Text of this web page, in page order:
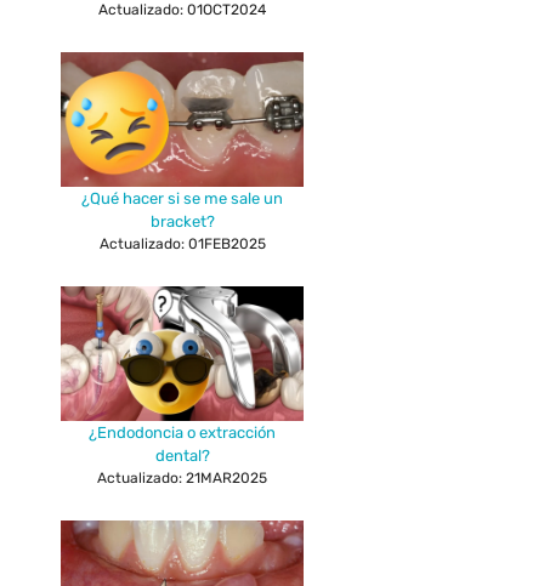
Actualizado: 01OCT2024
¿Qué hacer si se me sale un
bracket?
Actualizado: 01FEB2025
¿Endodoncia o extracción
dental?
Actualizado: 21MAR2025